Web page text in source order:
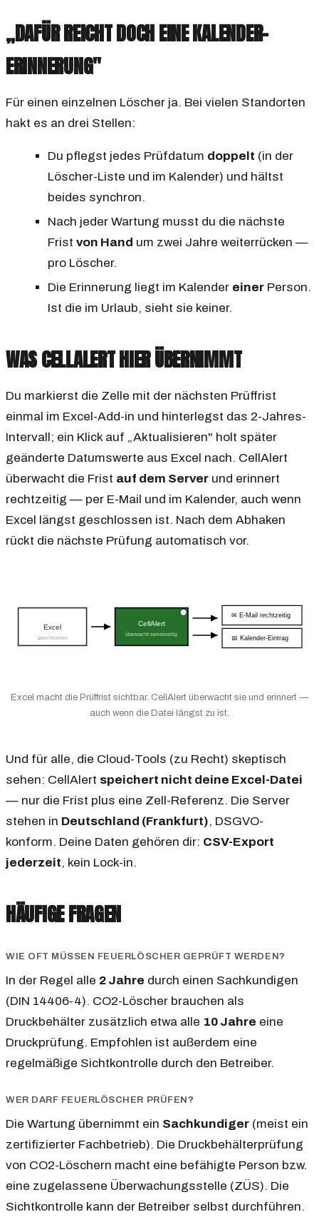
„DAFÜR REICHT DOCH EINE KALENDER-
ERINNERUNG"
Für einen einzelnen Löscher ja. Bei vielen Standorten
hakt es an drei Stellen:
Du pflegst jedes Prüfdatum doppelt (in der
Löscher-Liste und im Kalender) und hältst
beides synchron.
Nach jeder Wartung musst du die nächste
Fristvon Hand um zwei Jahre weiterrücken —
pro Löscher.
Die Erinnerung liegt im Kalender einer Person.
Ist die im Urlaub, sieht sie keiner.
WAS CELLALERT HIER ÜBERNIMMT
Du markierst die Zelle mit der nächsten Prüffrist
einmal im Excel-Add-in und hinterlegst das 2-Jahres-
Intervall; ein Klick auf „Aktualisieren" holt später
geänderte Datumswerte aus Excel nach. CellAlert
überwacht die Frist auf dem Server und erinnert
rechtzeitig — per E-Mail und im Kalender, auch wenn
Excel längst geschlossen ist. Nach dem Abhaken
rückt die nächste Prüfung automatisch vor.
Excel
geschlossen
CellAlert
überwacht serverseitig
✉ E-Mail rechtzeitig
📅 Kalender-Eintrag
Excel macht die Prüffrist sichtbar. CellAlert überwacht sie und erinnert —
auch wenn die Datei längst zu ist.
Und für alle, die Cloud-Tools (zu Recht) skeptisch
sehen: CellAlert speichert nicht deine Excel-Datei
— nur die Frist plus eine Zell-Referenz. Die Server
stehen in Deutschland (Frankfurt), DSGVO-
konform. Deine Daten gehören dir: CSV-Export
jederzeit, kein Lock-in.
HÄUFIGE FRAGEN
WIE OFT MÜSSEN FEUERLÖSCHER GEPRÜFT WERDEN?
In der Regel alle 2 Jahre durch einen Sachkundigen
(DIN 14406-4). CO2-Löscher brauchen als
Druckbehälter zusätzlich etwa alle 10 Jahre eine
Druckprüfung. Empfohlen ist außerdem eine
regelmäßige Sichtkontrolle durch den Betreiber.
WER DARF FEUERLÖSCHER PRÜFEN?
Die Wartung übernimmt ein Sachkundiger (meist ein
zertifizierter Fachbetrieb). Die Druckbehälterprüfung
von CO2-Löschern macht eine befähigte Person bzw.
eine zugelassene Überwachungsstelle (ZÜS). Die
Sichtkontrolle kann der Betreiber selbst durchführen.